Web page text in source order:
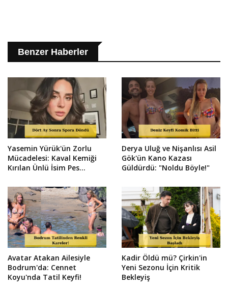
Benzer Haberler
Yasemin Yürük'ün Zorlu
Mücadelesi: Kaval Kemiği
Kırılan Ünlü İsim Pes
Derya Uluğ ve Nişanlısı Asil
Gök'ün Kano Kazası
Güldürdü: "Noldu Böyle!"
Avatar Atakan Ailesiyle
Bodrum'da: Cennet
Koyu'nda Tatil Keyfi!
Kadir Öldü mü? Çirkin'in
Yeni Sezonu İçin Kritik
Bekleyiş